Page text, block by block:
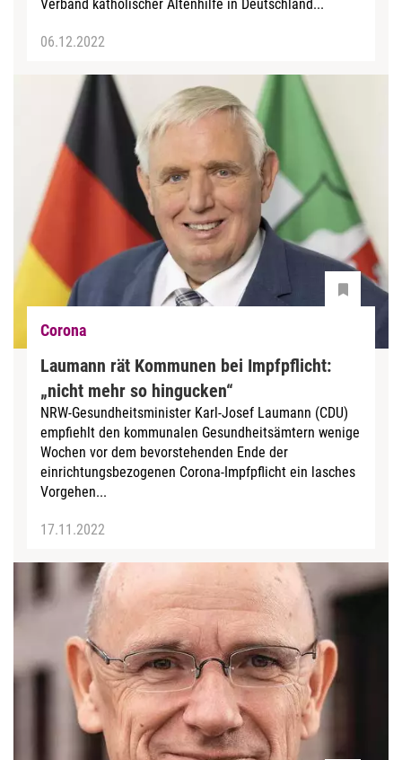
Verband katholischer Altenhilfe in Deutschland...
06.12.2022
Corona
Laumann rät Kommunen bei Impfpflicht:
„nicht mehr so hingucken“
NRW-Gesundheitsminister Karl-Josef Laumann (CDU)
empfiehlt den kommunalen Gesundheitsämtern wenige
Wochen vor dem bevorstehenden Ende der
einrichtungsbezogenen Corona-Impfpflicht ein lasches
Vorgehen...
17.11.2022